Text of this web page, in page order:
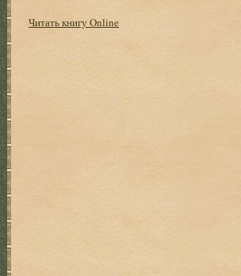
Читать книгу Online